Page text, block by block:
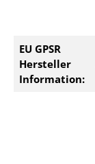
EU GPSR
Hersteller
Information: